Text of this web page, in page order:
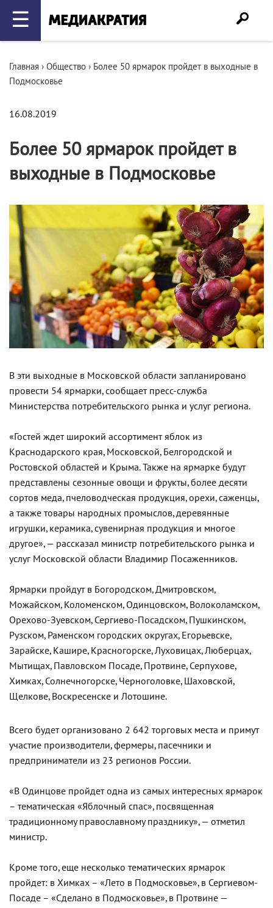
☰
Главная › Общество › Более 50 ярмарок пройдет в выходные в
Подмосковье
16.08.2019
Более 50 ярмарок пройдет в
выходные в Подмосковье
В эти выходные в Московской области запланировано
провести 54 ярмарки, сообщает пресс-служба
Министерства потребительского рынка и услуг региона.
«Гостей ждет широкий ассортимент яблок из
Краснодарского края, Московской, Белгородской и
Ростовской областей и Крыма. Также на ярмарке будут
представлены сезонные овощи и фрукты, более десяти
сортов меда, пчеловодческая продукция, орехи, саженцы,
а также товары народных промыслов, деревянные
игрушки, керамика, сувенирная продукция и многое
другое», — рассказал министр потребительского рынка и
услуг Московской области Владимир Посаженников.
Ярмарки пройдут в Богородском, Дмитровском,
Можайском, Коломенском, Одинцовском, Волоколамском,
Орехово-Зуевском, Сергиево-Посадском, Пушкинском,
Рузском, Раменском городских округах, Егорьевске,
Зарайске, Кашире, Красногорске, Луховицах, Люберцах,
Мытищах, Павловском Посаде, Протвине, Серпухове,
Химках, Солнечногорске, Черноголовке, Шаховской,
Щелкове, Воскресенске и Лотошине.
Всего будет организовано 2 642 торговых места и примут
участие производители, фермеры, пасечники и
предприниматели из 23 регионов России.
«В Одинцове пройдет одна из самых интересных ярмарок
– тематическая «Яблочный спас», посвященная
традиционному православному празднику», — отметил
министр.
Кроме того, еще несколько тематических ярмарок
пройдет: в Химках – «Лето в Подмосковье», в Сергиевом-
Посаде – «Сделано в Подмосковье», в Протвине —